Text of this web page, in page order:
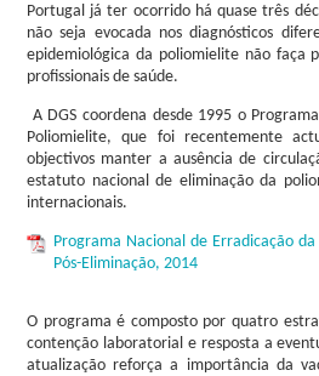
Portugal já ter ocorrido há quase três
não seja evocada nos diagnósticos
epidemiológica da poliomielite não faça
profissionais de saúde.
A DGS coordena desde 1995 o
Poliomielite, que foi recentemente
objectivos manter a ausência de
estatuto nacional de eliminação da
internacionais.
Programa Nacional de Erradicação
Pós-Eliminação, 2014
O programa é composto por quatro
contenção laboratorial e resposta a
atualização reforça a importância da